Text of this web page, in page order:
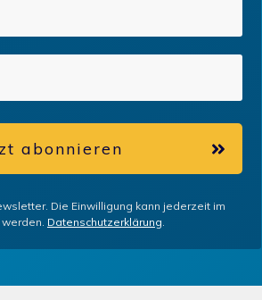
abonnieren
Die Einwilligung kann jederzeit im
Datenschutzerklärung.